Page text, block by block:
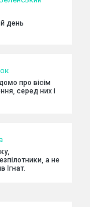
день
про вісім
серед них і
а не
Ігнат.